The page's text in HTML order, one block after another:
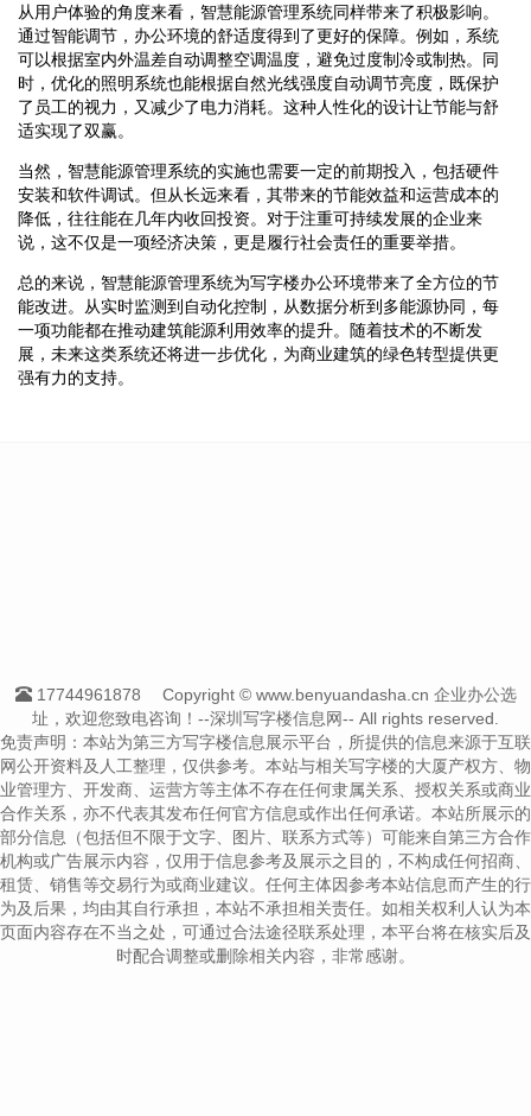
从用户体验的角度来看，智慧能源管理系统同样带来了积极影响。
通过智能调节，办公环境的舒适度得到了更好的保障。例如，系统
可以根据室内外温差自动调整空调温度，避免过度制冷或制热。同
时，优化的照明系统也能根据自然光线强度自动调节亮度，既保护
了员工的视力，又减少了电力消耗。这种人性化的设计让节能与舒
适实现了双赢。
当然，智慧能源管理系统的实施也需要一定的前期投入，包括硬件
安装和软件调试。但从长远来看，其带来的节能效益和运营成本的
降低，往往能在几年内收回投资。对于注重可持续发展的企业来
说，这不仅是一项经济决策，更是履行社会责任的重要举措。
总的来说，智慧能源管理系统为写字楼办公环境带来了全方位的节
能改进。从实时监测到自动化控制，从数据分析到多能源协同，每
一项功能都在推动建筑能源利用效率的提升。随着技术的不断发
展，未来这类系统还将进一步优化，为商业建筑的绿色转型提供更
强有力的支持。
17744961878
Copyright © www.benyuandasha.cn 企业办公选
址，欢迎您致电咨询！--深圳写字楼信息网-- All rights reserved.
免责声明：本站为第三方写字楼信息展示平台，所提供的信息来源于互联
网公开资料及人工整理，仅供参考。本站与相关写字楼的大厦产权方、物
业管理方、开发商、运营方等主体不存在任何隶属关系、授权关系或商业
合作关系，亦不代表其发布任何官方信息或作出任何承诺。本站所展示的
部分信息（包括但不限于文字、图片、联系方式等）可能来自第三方合作
机构或广告展示内容，仅用于信息参考及展示之目的，不构成任何招商、
租赁、销售等交易行为或商业建议。任何主体因参考本站信息而产生的行
为及后果，均由其自行承担，本站不承担相关责任。如相关权利人认为本
页面内容存在不当之处，可通过合法途径联系处理，本平台将在核实后及
时配合调整或删除相关内容，非常感谢。